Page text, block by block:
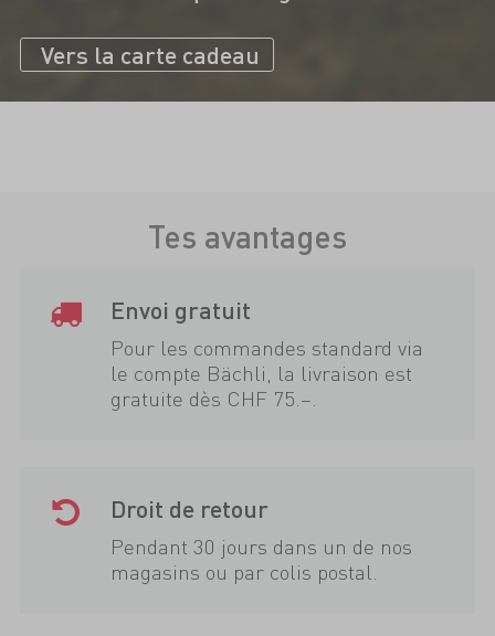
Vers la carte cadeau
Tes avantages
Envoi gratuit
Pour les commandes standard via
le compte Bächli, la livraison est
gratuite dès CHF 75.–.
Droit de retour
Pendant 30 jours dans un de nos
magasins ou par colis postal.